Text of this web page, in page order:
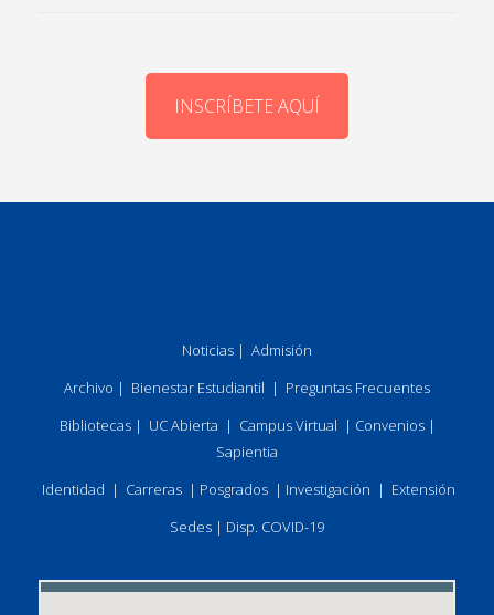
INSCRÍBETE AQUÍ
Noticias | Admisión
Archivo | Bienestar Estudiantil | Preguntas Frecuentes
Bibliotecas| UC Abierta | Campus Virtual | Convenios|
Sapientia
Identidad | Carreras | Posgrados | Investigación | Extensión
Sedes | Disp. COVID-19